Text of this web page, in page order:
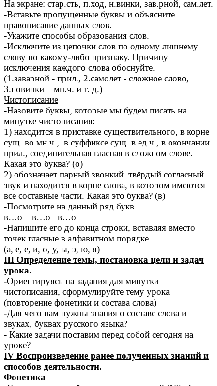
На экране: стар.сть, п.ход, н.винки, зав.рной, сам.лет.
-Вставьте пропущенные буквы и объясните
правописание данных слов.
-Укажите способы образования слов.
-Исключите из цепочки слов по одному лишнему
слову по какому-либо признаку. Причину
исключения каждого слова обоснуйте.
(1.заварной - прил., 2.самолет - сложное слово,
3.новинки – мн.ч. и т. д.)
Чистописание
-Назовите буквы, которые мы будем писать на
минутке чистописания:
1) находится в приставке существительного, в корне
сущ. во мн.ч., в суффиксе сущ. в ед.ч., в окончании
прил., соединительная гласная в сложном слове.
Какая это буква? (о)
2) обозначает парный звонкий твёрдый согласный
звук и находится в корне слова, в котором имеются
все составные части. Какая это буква? (в)
-Посмотрите на данный ряд букв
в…о в…о в…о
-Напишите его до конца строки, вставляя вместо
точек гласные в алфавитном порядке
(а, е, е, и, о, у, ы, э, ю, я)
III Определение темы, постановка цели и задач
урока.
-Ориентируясь на задания для минутки
чистописания, сформулируйте тему урока
(повторение фонетики и состава слова)
-Для чего нам нужны знания о составе слова и
звуках, буквах русского языка?
- Какие задачи поставим перед собой сегодня на
уроке?
IV Воспроизведение ранее полученных знаний и
способов деятельности.
Фонетика